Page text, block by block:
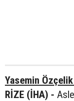
Yasemin
RİZE (İHA) -